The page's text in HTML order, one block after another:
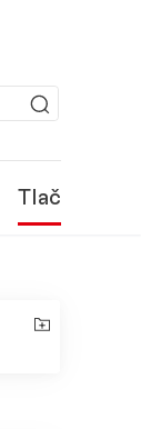
Tlač